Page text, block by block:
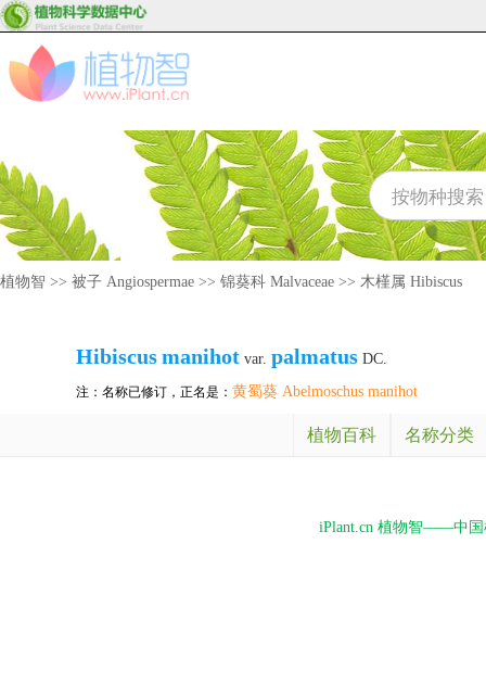
植物智 >> 被子 Angiospermae >> 锦葵科 Malvaceae >> 木槿属 Hibiscus
Hibiscusmanihot var. palmatus DC.
注：名称已修订，正名是： 黄蜀葵 Abelmoschus manihot
植物百科 名称分类
iPlant.cn 植物智——中国